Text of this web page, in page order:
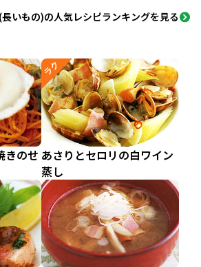
いもの)の人気レシピランキングを見る
きのせ
ラク
あさりとセロリの白ワイン
蒸し